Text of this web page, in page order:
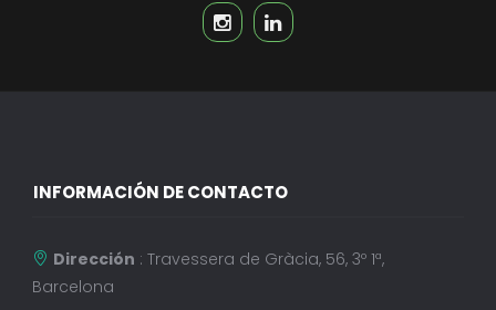
INFORMACIÓN DE CONTACTO
Dirección : Travessera de Gràcia, 56, 3º 1ª,
Barcelona